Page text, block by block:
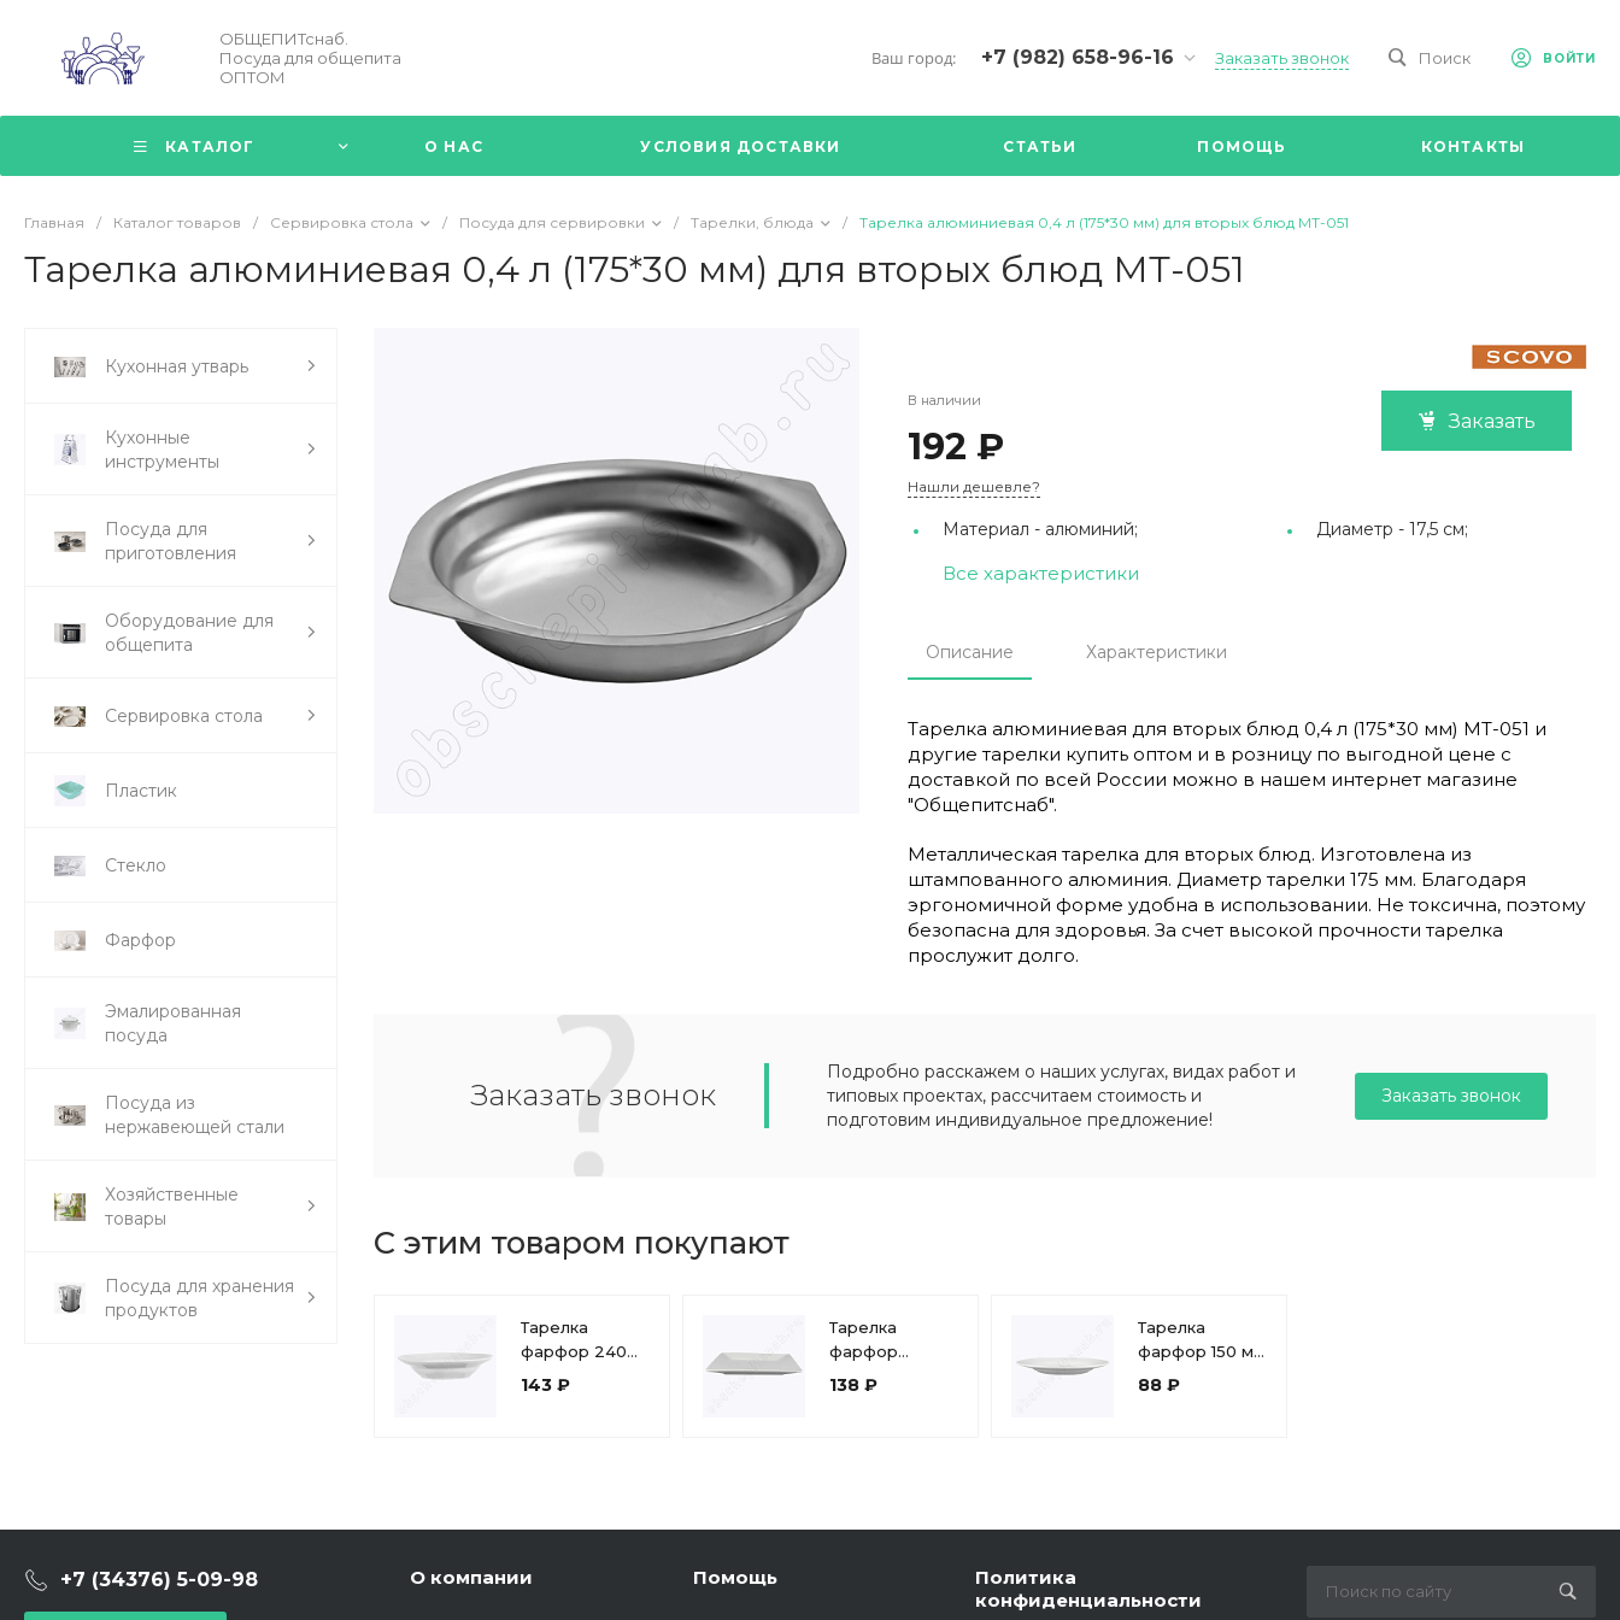
ОБЩЕПИТснаб.
Посуда для общепита
ОПТОМ
Ваш город: +7 (982) 658-96-16
+7 (34376) 5-09-98
г. Богданович,
Кооперативная, д 2/Д.
17.00
89126904490@mail.ru
Заказать звонок Поиск ВОЙТИ
КАТАЛОГ О НАС УСЛОВИЯ ДОСТАВКИ СТАТЬИ ПОМОЩЬ КОНТАКТЫ
Главная / Каталог товаров / Сервировка стола / Посуда для сервировки / Тарелки, блюда / Тарелка алюминиевая 0,4 л (175*30 мм) для вторых блюд МТ-051
Тарелка алюминиевая 0,4 л (175*30 мм) для вторых блюд МТ-051
Кухонная утварь
Кухонные
инструменты
Посуда для
приготовления
Оборудование для
общепита
Сервировка стола
Пластик
Стекло
Фарфор
Эмалированная
посуда
Посуда из
нержавеющей стали
Хозяйственные
товары
Посуда для хранения
продуктов
В наличии
192 ₽
Заказать
Нашли дешевле?
Материал - алюминий; Диаметр -17,5 см;
Все характеристики
Описание Характеристики
Тарелка алюминиевая для вторых блюд 0,4 л (175*30 мм) МТ-051 и
другие тарелки купить оптом и в розницу по выгодной цене с
доставкой по всей России можно в нашем интернет магазине
"Общепитснаб".
Металлическая тарелка для вторых блюд. Изготовлена из
штампованного алюминия. Диаметр тарелки 175 мм. Благодаря
эргономичной форме удобна в использовании. Не токсична, поэтому
безопасна для здоровья. За счет высокой прочности тарелка
прослужит долго.
Заказать звонок
Подробно расскажем о наших услугах, видах работ и
типовых проектах, рассчитаем стоимость и
подготовим индивидуальное предложение!
Заказать звонок
С этим товаром покупают
Тарелка
фарфор 240
мм 500 мл
143 ₽
Тарелка
фарфор
175x175 мм
138 ₽
Тарелка
фарфор 150 мм
мелкая круглая
88 ₽
+7 (34376) 5-09-98 О компании Помощь
Политика
конфиденциальности